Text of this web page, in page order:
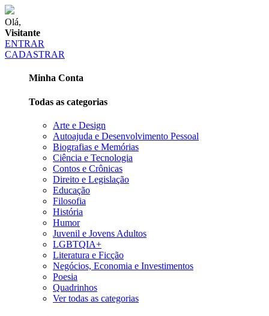
Olá,
Visitante
ENTRAR
CADASTRAR
Minha Conta
Todas as categorias
Arte e Design
Autoajuda e Desenvolvimento Pessoal
Biografias e Memórias
Ciência e Tecnologia
Contos e Crônicas
Direito e Legislação
Educação
Filosofia
História
Humor
Juvenil e Jovens Adultos
LGBTQIA+
Literatura e Ficção
Negócios, Economia e Investimentos
Poesia
Quadrinhos
Ver todas as categorias